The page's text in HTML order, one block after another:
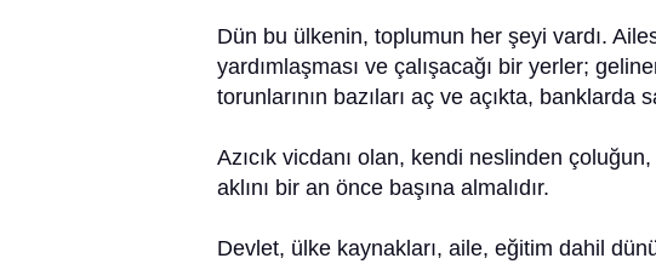
Dün bu ülkenin, toplumun her şeyi vardı.
yardımlaşması ve çalışacağı bir yerler;
torunlarının bazıları aç ve açıkta, banklarda
Azıcık vicdanı olan, kendi neslinden
aklını bir an önce başına almalıdır.
Devlet, ülke kaynakları, aile, eğitim dahil